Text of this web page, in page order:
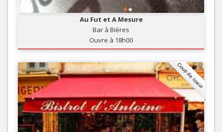
Au Fut et A Mesure
Bar à Bières
Ouvre à 18h00
Coup de coeur